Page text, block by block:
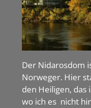
Der Nidarosdom
Norweger. Hier
den Heiligen, das
wo ich es nicht